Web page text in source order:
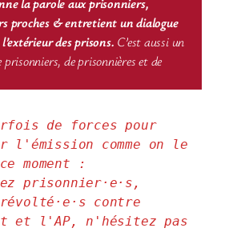
proches & entretient un dialogue
des prisons. C’est aussi un
prisonniers, de prisonnières et de
de forces pour
l'émission comme on le
moment :
prisonnier·e·s,
contre
et l'AP, n'hésitez pas